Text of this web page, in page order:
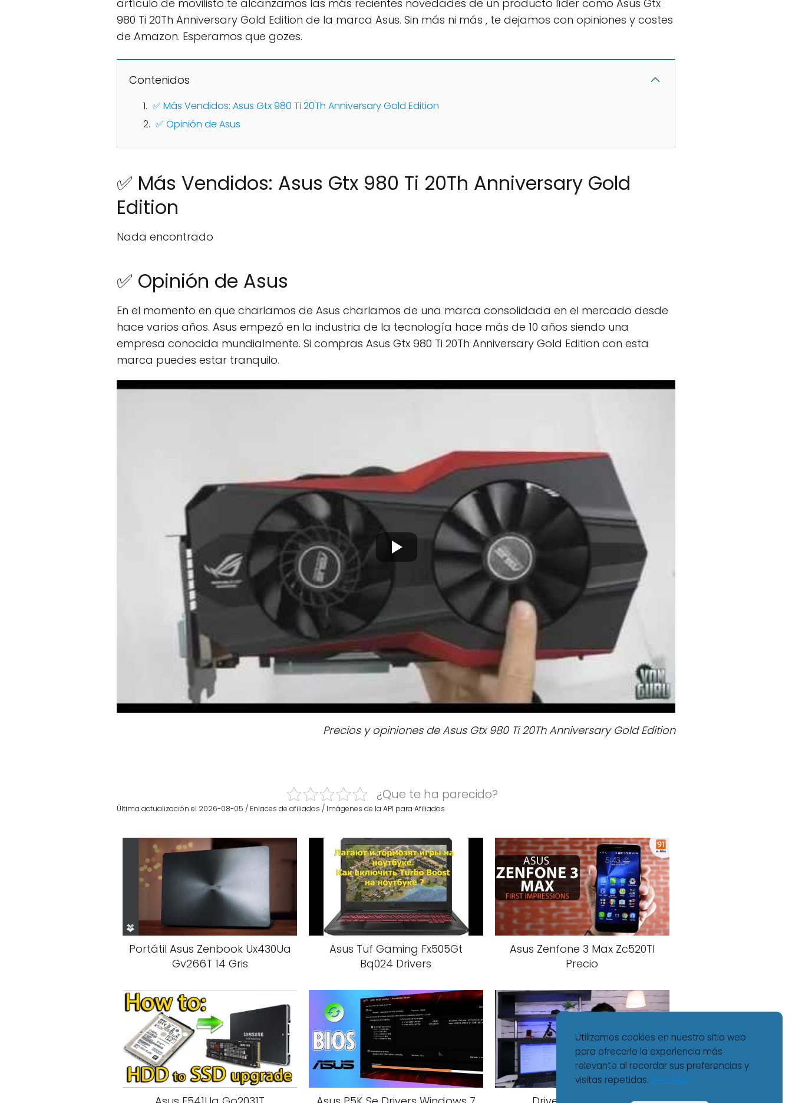
artículo de movilisto te alcanzamos las más recientes novedades de un producto líder como Asus Gtx
980 Ti 20Th Anniversary Gold Edition de la marca Asus. Sin más ni más , te dejamos con opiniones y costes
de Amazon. Esperamos que gozes.
Contenidos
✅ Más Vendidos: Asus Gtx 980 Ti 20Th Anniversary Gold Edition
✅ Opinión de Asus
✅ Más Vendidos: Asus Gtx 980 Ti 20Th Anniversary Gold
Edition
Nada encontrado
✅ Opinión de Asus
En el momento en que charlamos de Asus charlamos de una marca consolidada en el mercado desde
hace varios años. Asus empezó en la industria de la tecnología hace más de 10 años siendo una
empresa conocida mundialmente. Si compras Asus Gtx 980 Ti 20Th Anniversary Gold Edition con esta
marca puedes estar tranquilo.
Precios y opiniones de Asus Gtx 980 Ti 20Th Anniversary Gold Edition
¿Que te ha parecido?
Última actualización el 2026-08-05 / Enlaces de afiliados / Imágenes de la API para Afiliados
Portátil Asus Zenbook Ux430Ua
Gv266T 14 Gris
Asus Tuf Gaming Fx505Gt
Bq024 Drivers
Asus Zenfone 3 Max Zc520Tl
Precio
Utilizamos cookies en nuestro sitio web
para ofrecerle la experiencia más
relevante al recordar sus preferencias y
visitas repetidas. Leer Más